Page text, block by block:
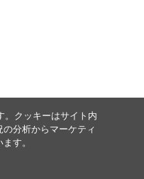
。クッキーはサイト内
分析からマーケティ
す。